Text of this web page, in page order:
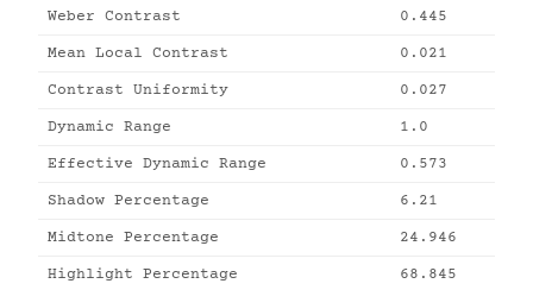
Weber Contrast 0.445
Mean Local Contrast 0.021
Contrast Uniformity 0.027
Dynamic Range 1.0
Effective Dynamic Range 0.573
Shadow Percentage 6.21
Midtone Percentage 24.946
Highlight Percentage 68.845